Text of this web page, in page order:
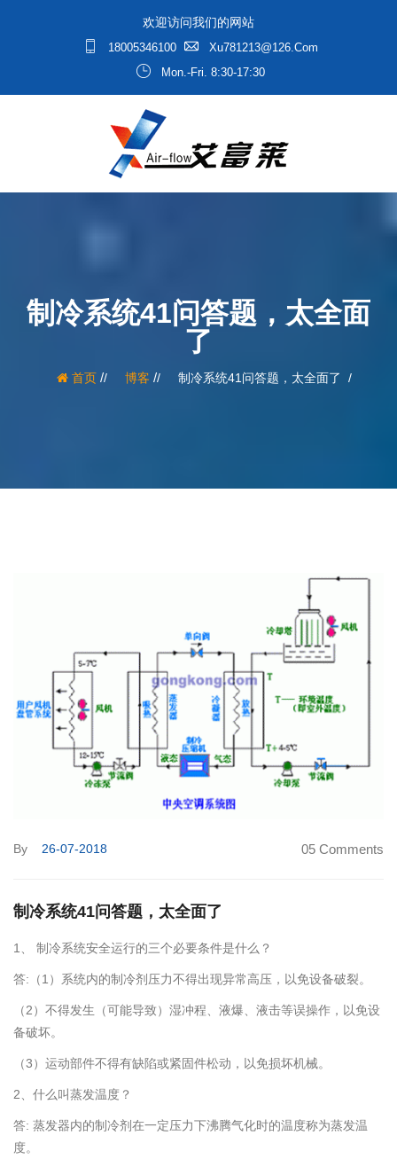
欢迎访问我们的网站
18005346100
Xu781213@126.com
Mon.-Fri. 8:30-17:30
制冷系统41问答题，太全面
了
首页/ 博客 / 制冷系统41问答题，太全面了
By 26-07-2018 05 Comments
制冷系统41问答题，太全面了
1、 制冷系统安全运行的三个必要条件是什么？
答:（1）系统内的制冷剂压力不得出现异常高压，以免设备破裂。
（2）不得发生（可能导致）湿冲程、液爆、液击等误操作，以免设
备破坏。
（3）运动部件不得有缺陷或紧固件松动，以免损坏机械。
2、什么叫蒸发温度？
答: 蒸发器内的制冷剂在一定压力下沸腾气化时的温度称为蒸发温
度。